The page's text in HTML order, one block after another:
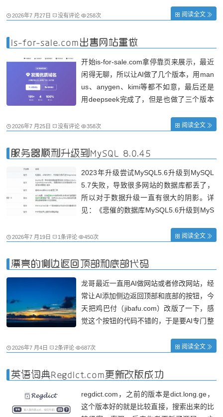
后问AI添加自己还需要的其他功能。 一、
点击遮罩区域或关闭按钮关闭 · ✅ 鼠
2026年7 月27日 没有评论 258次 阅读全文
is-for-sale.com出售网站重做
开始is-for-sale.com拿停靠页来展示，最近
闲得无聊，所以让AI做了几个版本，用man
us、anygen、kimi等都不如意，最后还是
用deepseek完成了，但是也做了三个版本
项目，不满意就重新开始，没必要像舔狗一
小网站，还是 DeepSeek 简单，复杂的还
是
2026年7 月25日 没有评论 358次 阅读全文
服务器顺利升级到MySQL 8.0.45
2023年升级尝试MySQL5.6升级到MySQL
5.7失败，导致很多网站的数据库都丢了，
所以对于数据升级一直有很大的阴影。详
见：《悲催的数据库MySQL5.6升级到MyS
eek上AI了下方法，提供的方法也就是直接
不想再去排查了，能用就行。于是在另外服
务器尝试直
2026年7 月19日 1条评论 450次 阅读全文
漂亮的侧边返回顶部和底部代码
龙哥最近一直用AI做网站或者修改网站，经
常让AI添加侧边返回顶部和底部的按钮，今
天把鸡巴付（jibafu.com）改版了一下，感
觉这个按钮的代码不错的，于是要AI专门整
以后就直接拿来使用，免得浪费tokens。
动按钮容器 --> <div cla
2026年7 月4日 2条评论 687次 阅读全文
英语词典Regdict.com更新改版成功
regdict.com，之前的版本是dict.long.ge，
这个版本好的就是比较直接，搜索出来的比